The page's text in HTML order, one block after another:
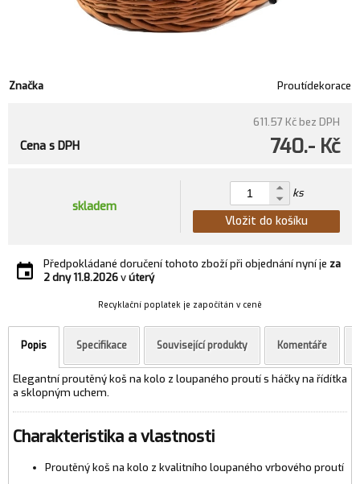
Značka Proutídekorace
611.57 Kčbez DPH
740.- Kč
Cena s DPH
skladem
ks
Vložit do košíku
Předpokládané doručení tohoto zboží při objednání nyní je za
2 dny11.8.2026vúterý
Recyklační poplatek je započítán v ceně
Popis Specifikace Související produkty Komentáře
Elegantní proutěný koš na kolo z loupaného proutí s háčky na řídítka
a sklopným uchem.
Charakteristika a vlastnosti
Proutěný koš na kolo z kvalitního loupaného vrbového proutí